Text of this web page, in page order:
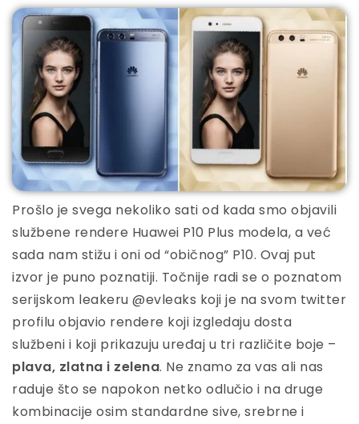
Prošlo je svega nekoliko sati od kada smo objavili
službene rendere Huawei P10 Plus modela, a već
sada nam stižu i oni od “običnog” P10. Ovaj put
izvor je puno poznatiji. Točnije radi se o poznatom
serijskom leakeru @evleaks koji je na svom twitter
profilu objavio rendere koji izgledaju dosta
službeni i koji prikazuju uređaj u tri različite boje –
plava, zlatna i zelena. Ne znamo za vas ali nas
raduje što se napokon netko odlučio i na druge
kombinacije osim standardne sive, srebrne i